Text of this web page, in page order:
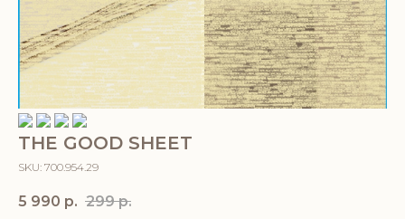
THE GOOD SHEET
SKU: 700.954.29
5 990 р. 299 р.